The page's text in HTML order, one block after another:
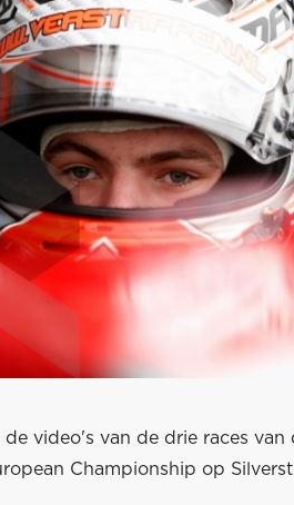
de video's van de drie races
Championship op